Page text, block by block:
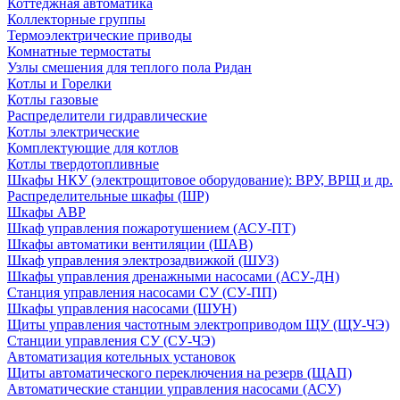
Коттеджная автоматика
Коллекторные группы
Термоэлектрические приводы
Комнатные термостаты
Узлы смешения для теплого пола Ридан
Котлы и Горелки
Котлы газовые
Распределители гидравлические
Котлы электрические
Комплектующие для котлов
Котлы твердотопливные
Шкафы НКУ (электрощитовое оборудование): ВРУ, ВРЩ и др.
Распределительные шкафы (ШР)
Шкафы АВР
Шкаф управления пожаротушением (АСУ-ПТ)
Шкафы автоматики вентиляции (ШАВ)
Шкаф управления электрозадвижкой (ШУЗ)
Шкафы управления дренажными насосами (АСУ-ДН)
Станция управления насосами СУ (СУ-ПП)
Шкафы управления насосами (ШУН)
Щиты управления частотным электроприводом ЩУ (ЩУ-ЧЭ)
Станции управления СУ (СУ-ЧЭ)
Автоматизация котельных установок
Щиты автоматического переключения на резерв (ЩАП)
Автоматические станции управления насосами (АСУ)